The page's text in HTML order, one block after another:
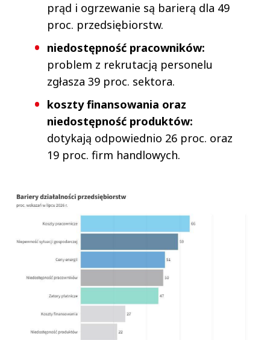
prąd i ogrzewanie są barierą dla 49
proc. przedsiębiorstw.
niedostępność pracowników:
problem z rekrutacją personelu
zgłasza 39 proc. sektora.
koszty finansowania oraz
niedostępność produktów:
dotykają odpowiednio 26 proc. oraz
19 proc. firm handlowych.